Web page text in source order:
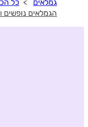
גמלאים כל
הגמלאים נופשים